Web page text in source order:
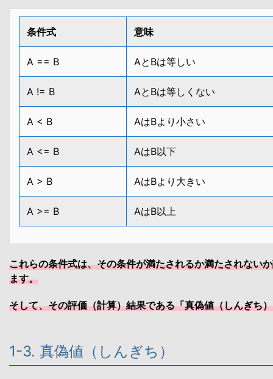
条件式 意味
A == B AとBは等しい
A != B AとBは等しくない
A < B AはBより小さい
A <= B AはB以下
A > B AはBより大きい
A >= B AはB以上
これらの条件式は、その条件が満たされるか満たされない
ます。
そして、その評価（計算）結果である「真偽値（しんぎち
1-3. 真偽値（しんぎち）